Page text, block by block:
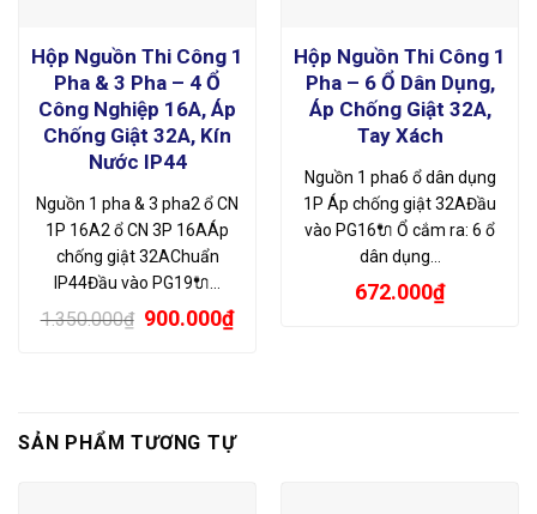
Hộp Nguồn Thi Công 1
Pha & 3 Pha – 4 Ổ
Công Nghiệp 16A, Áp
Chống Giật 32A, Kín
Nước IP44
Nguồn 1 pha & 3 pha2 ổ CN
1P 16A2 ổ CN 3P 16AÁp
chống giật 32AChuẩn
IP44Đầu vào PG19🔌…
1.350.000₫ Giá
900.000₫Giá
hiện
Hộp Nguồn Thi Công 1
Pha – 6 Ổ Dân Dụng,
Áp Chống Giật 32A,
Tay Xách
Nguồn 1 pha6 ổ dân dụng
1P Áp chống giật 32AĐầu
vào PG16🔌 Ổ cắm ra: 6 ổ
dân dụng…
672.000₫
SẢN PHẨM TƯƠNG TỰ